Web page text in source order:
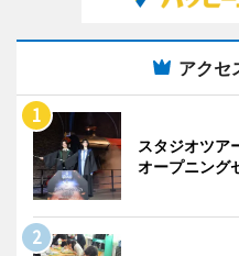
アクセ
スタジオツ
オープニング